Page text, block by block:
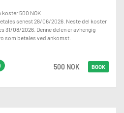
500 NOK
senest 28/06/2026. Neste del koster
08/2026. Denne delen er avhengig
som betales ved ankomst.
Mexicano, Vinnerbane og Matchplay siste
500 NOK BOOK